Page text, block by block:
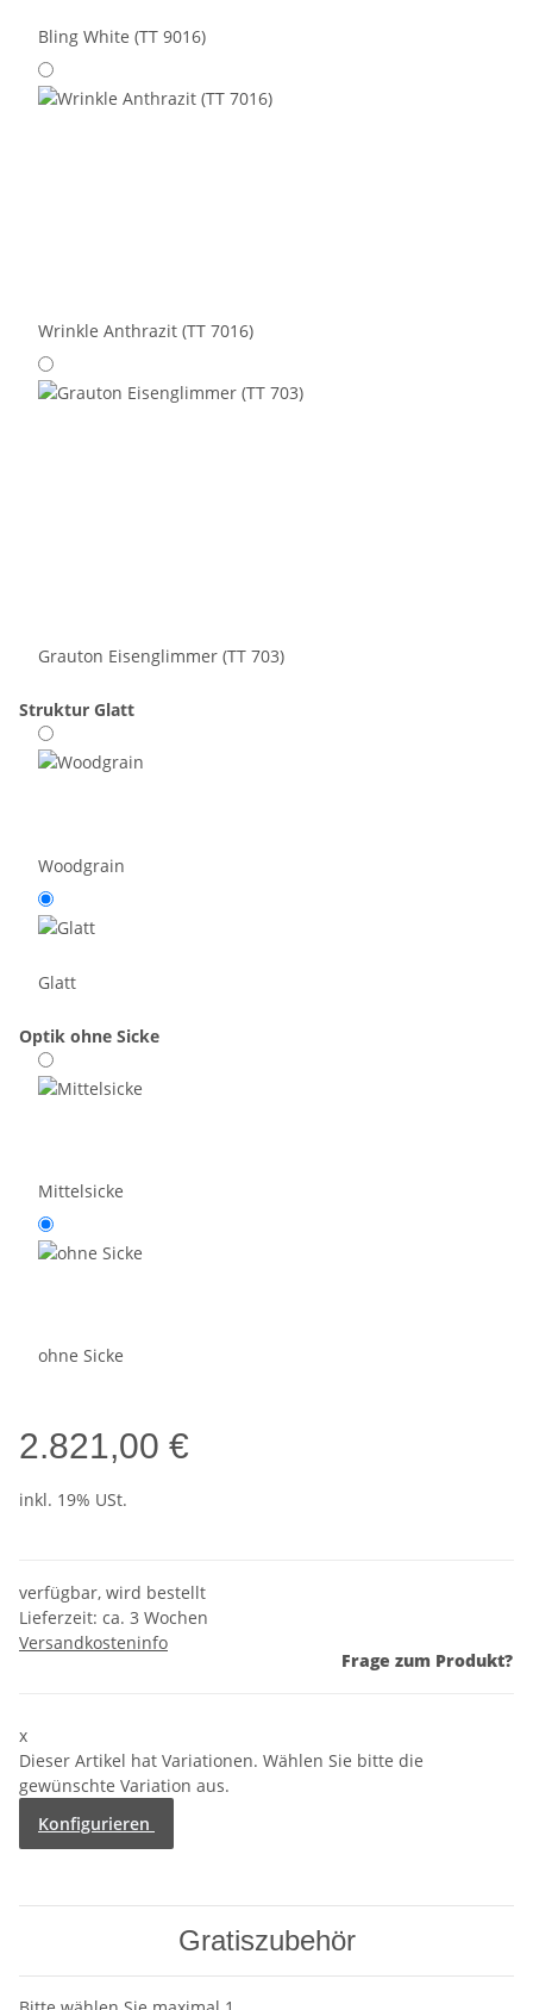
Bling White (TT 9016)
Wrinkle Anthrazit (TT 7016)
Grauton Eisenglimmer (TT 703)
Struktur Glatt
Woodgrain
Glatt
Optik ohne Sicke
Mittelsicke
ohne Sicke
2.821,00 €
inkl. 19% USt.
verfügbar, wird bestellt
Lieferzeit: ca. 3 Wochen
Versandkosteninfo
Frage zum Produkt?
x
Dieser Artikel hat Variationen. Wählen Sie bitte die
gewünschte Variation aus.
Konfigurieren
Gratiszubehör